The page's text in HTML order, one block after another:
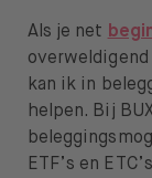
Als je net
kan ik in
helpen. Bij
ETF’s en